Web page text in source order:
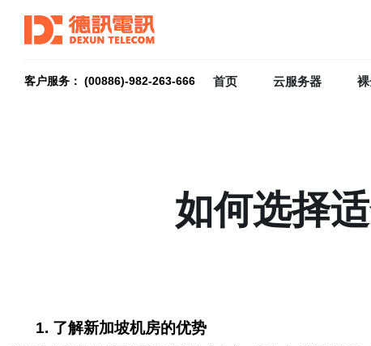
客户服务： (00886)-982-263-666 首页 云服务器
如何选择
1. 了解新加坡机房的优势